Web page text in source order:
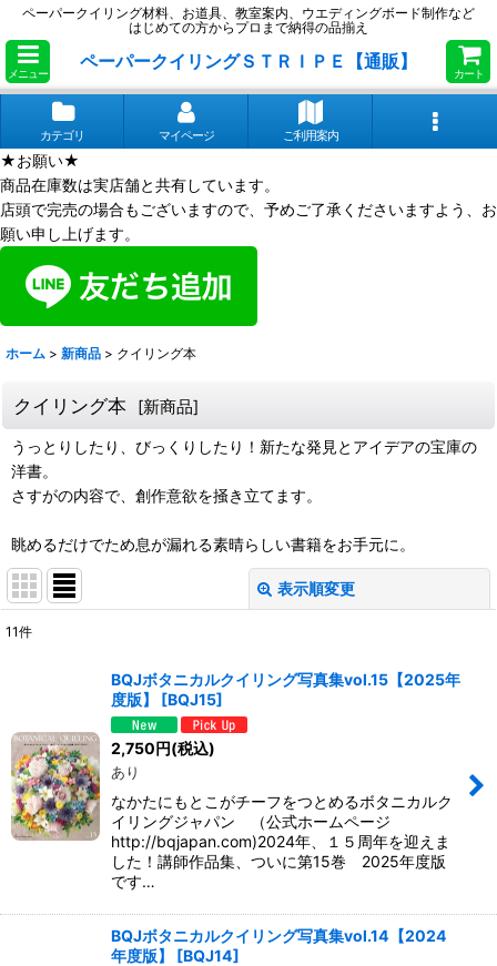
ペーパークイリング材料、お道具、教室案内、ウエディングボード制作など
はじめての方からプロまで納得の品揃え
メニュー
ペーパークイリングＳＴＲＩＰＥ【通販】
カート
カテゴリ マイページ ご利用案内
★お願い★
商品在庫数は実店舗と共有しています。
店頭で完売の場合もございますので、予めご了承くださいますよう、お
願い申し上げます。
ホーム > 新商品 > クイリング本
クイリング本 [新商品]
うっとりしたり、びっくりしたり！新たな発見とアイデアの宝庫の
洋書。
さすがの内容で、創作意欲を掻き立てます。
眺めるだけでため息が漏れる素晴らしい書籍をお手元に。
表示順変更
11件
BQJボタニカルクイリング写真集vol.15【2025年
度版】
[BQJ15]
2,750円(税込)
あり
なかたにもとこがチーフをつとめるボタニカルク
イリングジャパン （公式ホームページ
http://bqjapan.com)2024年、１５周年を迎えま
した！講師作品集、ついに第15巻 2025年度版
です…
BQJボタニカルクイリング写真集vol.14【2024
年度版】
[BQJ14]